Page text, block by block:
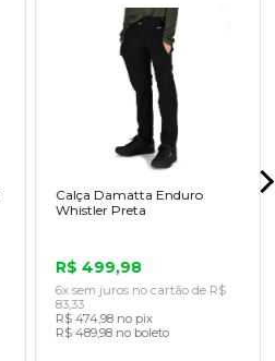
Calça Damatta Enduro
Whistler Preta
R$ 499,98
6x sem juros no cartão de R$
83,33
R$ 474,98 no pix
R$ 489,98 no boleto